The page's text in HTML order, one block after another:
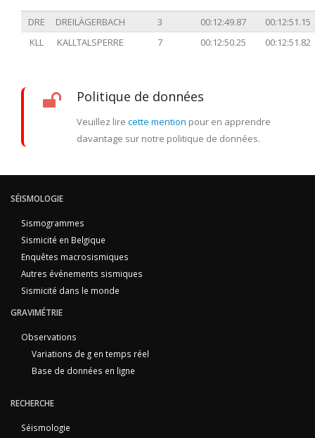
DRE DREILÄGERBACH 3 00:12:49.87
00:12:51.15
KLL
KALLTALSPERRE 7 00:12:50.25 00:12:51.82
Politique de données
Veuillez lire cette mention pour en apprendre
davantage sur notre politique de données.
SÉISMOLOGIE
Sismogrammes
Sismicité en Belgique
Enquêtes macrosismiques
Autres événements sismiques
Sismicité dans le monde
GRAVIMÉTRIE
Observations
Variations de g en temps réel
Base de données en ligne
RECHERCHE
Séismologie